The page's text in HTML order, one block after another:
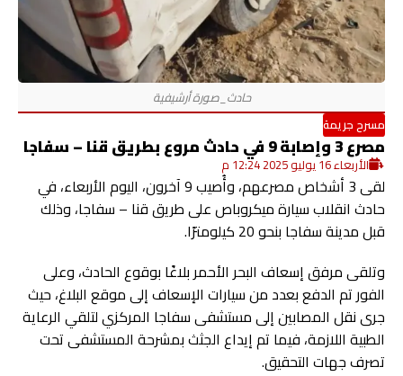
مسرح جريمة
مصرع 3 وإصابة 9 في حادث مروع بطريق قنا – سفاجا
الأربعاء 16 يوليو 2025 12:24 م
لقى 3 أشخاص مصرعهم، وأُصيب 9 آخرون، اليوم الأربعاء، في
حادث انقلاب سيارة ميكروباص على طريق قنا – سفاجا، وذلك
قبل مدينة سفاجا بنحو 20 كيلومترًا.
وتلقى مرفق إسعاف البحر الأحمر بلاغًا بوقوع الحادث، وعلى
الفور تم الدفع بعدد من سيارات الإسعاف إلى موقع البلاغ، حيث
جرى نقل المصابين إلى مستشفى سفاجا المركزي لتلقي الرعاية
الطبية اللازمة، فيما تم إيداع الجثث بمشرحة المستشفى تحت
تصرف جهات التحقيق.